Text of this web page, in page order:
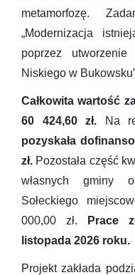
metamorfozę.
„Modernizacja
poprzez
Niskiego w
Całkowita wartość
60 424,60 zł. Na
pozyskała
zł. Pozostała część
własnych gminy
Sołeckiego
000,00 zł.
Prace
listopada 2026 roku.
Projekt zakłada